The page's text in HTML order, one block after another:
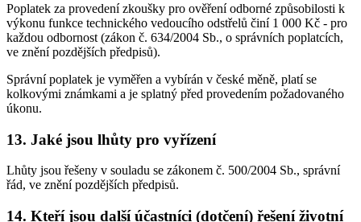
Poplatek za provedení zkoušky pro ověření odborné způsobilosti k
výkonu funkce technického vedoucího odstřelů činí 1 000 Kč - pro
každou odbornost (zákon č. 634/2004 Sb., o správních poplatcích,
ve znění pozdějších předpisů).
Správní poplatek je vyměřen a vybírán v české měně, platí se
kolkovými známkami a je splatný před provedením požadovaného
úkonu.
13. Jaké jsou lhůty pro vyřízení
Lhůty jsou řešeny v souladu se zákonem č. 500/2004 Sb., správní
řád, ve znění pozdějších předpisů.
14. Kteří jsou další účastníci (dotčení) řešení životní